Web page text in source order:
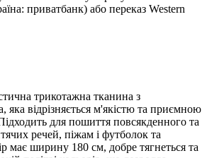
приватбанк) або переказ Western
трикотажна тканина з
яка відрізняється м'якістю та приємною
для пошиття повсякденного та
речей, піжам і футболок та
має ширину 180 см, добре тягнеться та